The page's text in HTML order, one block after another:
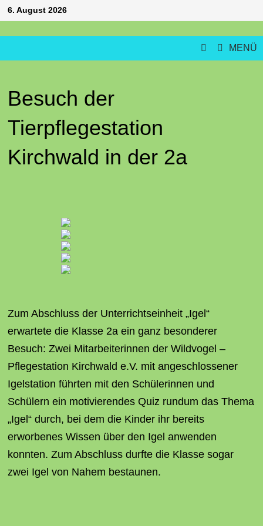
Zum
Inhalt
springen
6. August 2026
MENÜ
Besuch der
Tierpflegestation
Kirchwald in der 2a
Zum Abschluss der Unterrichtseinheit „Igel“
erwartete die Klasse 2a ein ganz besonderer
Besuch: Zwei Mitarbeiterinnen der Wildvogel –
Pflegestation Kirchwald e.V. mit angeschlossener
Igelstation führten mit den Schülerinnen und
Schülern ein motivierendes Quiz rundum das Thema
„Igel“ durch, bei dem die Kinder ihr bereits
erworbenes Wissen über den Igel anwenden
konnten. Zum Abschluss durfte die Klasse sogar
zwei Igel von Nahem bestaunen.